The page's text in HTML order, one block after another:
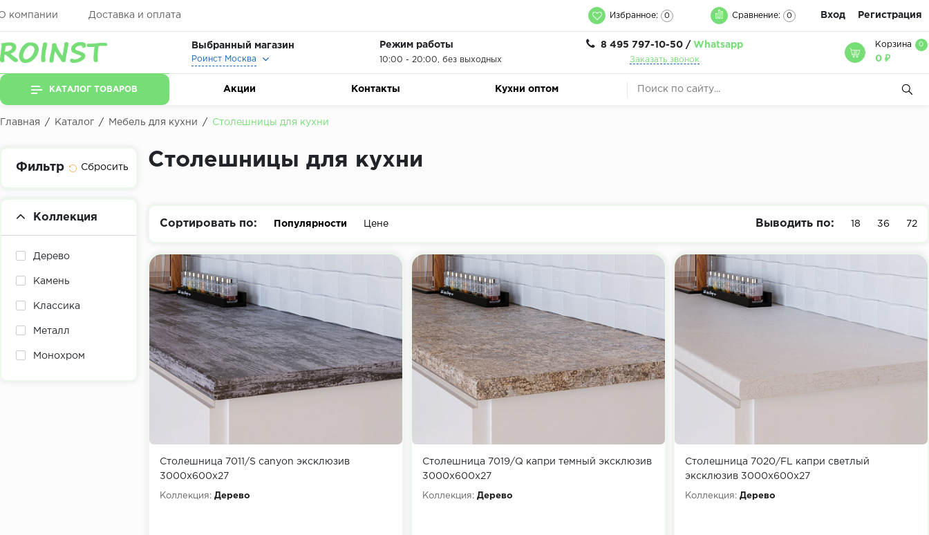
компании Доставка и оплата Избранное: 0 Сравнение: 0 Вход Регистрация
Выбранный магазин
Роинст Москва
Режим работы
10:00 - 20:00, без выходных
8 495 797-10-50 / Whatsapp
Заказать звонок
Корзина 0
0 ₽
КАТАЛОГ ТОВАРОВ Акции Контакты Кухни оптом
Главная / Каталог / Мебель для кухни / Столешницы для кухни
Фильтр
Коллекция
Дерево
Камень
Классика
Металл
Монохром
Столешницы для кухни
Сортировать по: Популярности Цене Выводить по: 18 36 72
Столешница 7011/S canyon эксклюзив
3000х600х27
Коллекция: Дерево
Столешница 7019/Q капри темный эксклюзив
3000х600х27
Коллекция: Дерево
Столешница 7020/FL капри cветлый
эксклюзив 3000х600х27
Коллекция: Дерево